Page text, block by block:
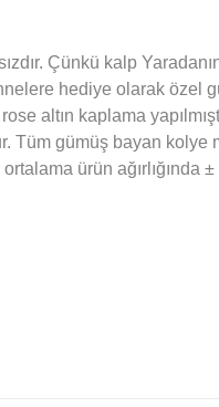
Çünkü kalp
hediye olarak özel
altın kaplama
Tüm gümüş bayan
ürün ağırlığında